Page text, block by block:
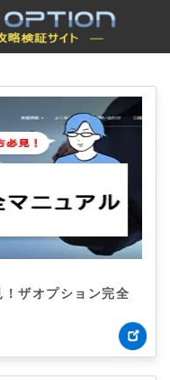
ザオプション完全